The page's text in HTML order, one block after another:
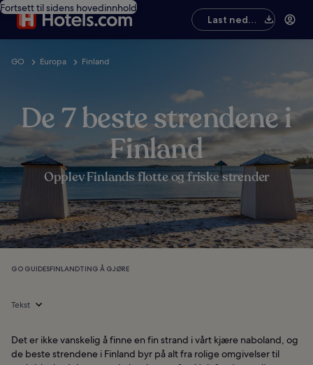
Fortsett til sidens hovedinnhold
Last ned
appen
GO Europa Finland
De 7 beste strendene i
Finland
Opplev Finlands flotte og friske strender
GO GUIDESFINLANDTING Å GJØRE
Tekst
Det er ikke vanskelig å finne en fin strand i vårt kjære naboland, og
de beste strendene i Finland byr på alt fra rolige omgivelser til